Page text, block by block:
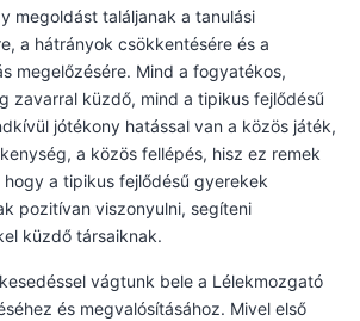
megoldást találjanak a tanulási
a hátrányok csökkentésére és a
megelőzésére. Mind a fogyatékos,
zavarral küzdő, mind a tipikus fejlődésű
jótékony hatással van a közös játék,
a közös fellépés, hisz ez remek
hogy a tipikus fejlődésű gyerekek
pozitívan viszonyulni, segíteni
küzdő társaiknak.
vágtunk bele a Lélekmozgató
és megvalósításához. Mivel első